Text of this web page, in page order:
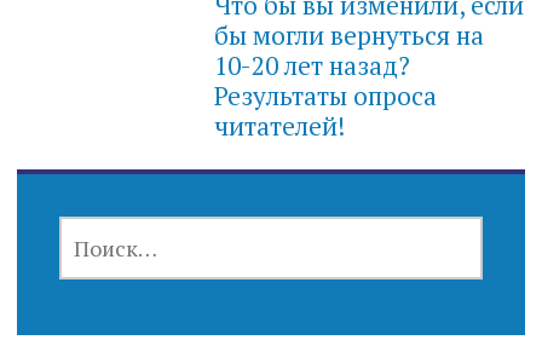
бы могли вернуться на
10-20 лет назад?
Результаты опроса
читателей!